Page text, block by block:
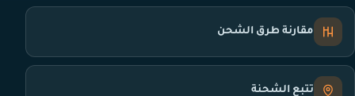
مقارنة طرق الشحن
تتبع الشحنة